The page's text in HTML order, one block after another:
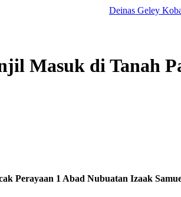
Deinas Geley Kobarkan
Masuk di Tanah
Perayaan 1 Abad Nubuatan Izaak